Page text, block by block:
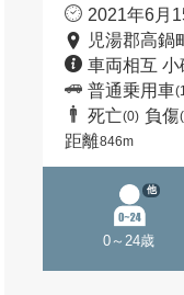
2021年6月
児湯郡高鍋
車両相互 小
普通乗用車
死亡(0) 負傷
距離846m
0～24歳
他